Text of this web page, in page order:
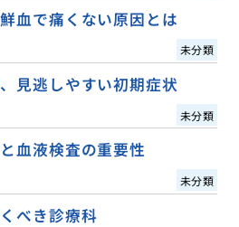
血で痛くない原因とは
未分類
見逃しやすい初期症状
未分類
血液検査の重要性
未分類
べき診療科